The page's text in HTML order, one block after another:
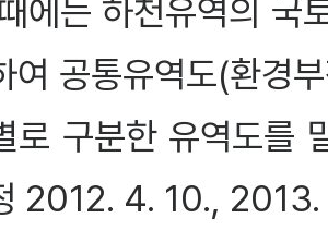
에는 하천유역의 국
여 공통유역도(환경
로 구분한 유역도를
2012. 4. 10.,